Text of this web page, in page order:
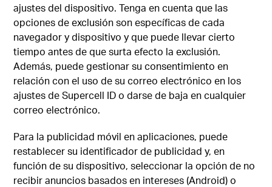
ajustes del dispositivo. Tenga en cuenta que las
opciones de exclusión son específicas de cada
navegador y dispositivo y que puede llevar cierto
tiempo antes de que surta efecto la exclusión.
Además, puede gestionar su consentimiento en
relación con el uso de su correo electrónico en los
ajustes de Supercell ID o darse de baja en cualquier
correo electrónico.
Para la publicidad móvil en aplicaciones, puede
restablecer su identificador de publicidad y, en
función de su dispositivo, seleccionar la opción de no
recibir anuncios basados en intereses (Android) o